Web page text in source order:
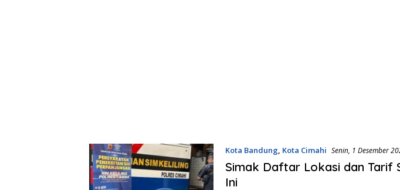
Kota Bandung, Kota Cimahi Senin, 1 Desember
Simak Daftar Lokasi dan Tarif
Ini